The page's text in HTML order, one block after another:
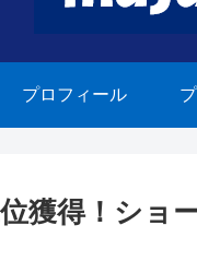
プロフィール
獲得！ショ